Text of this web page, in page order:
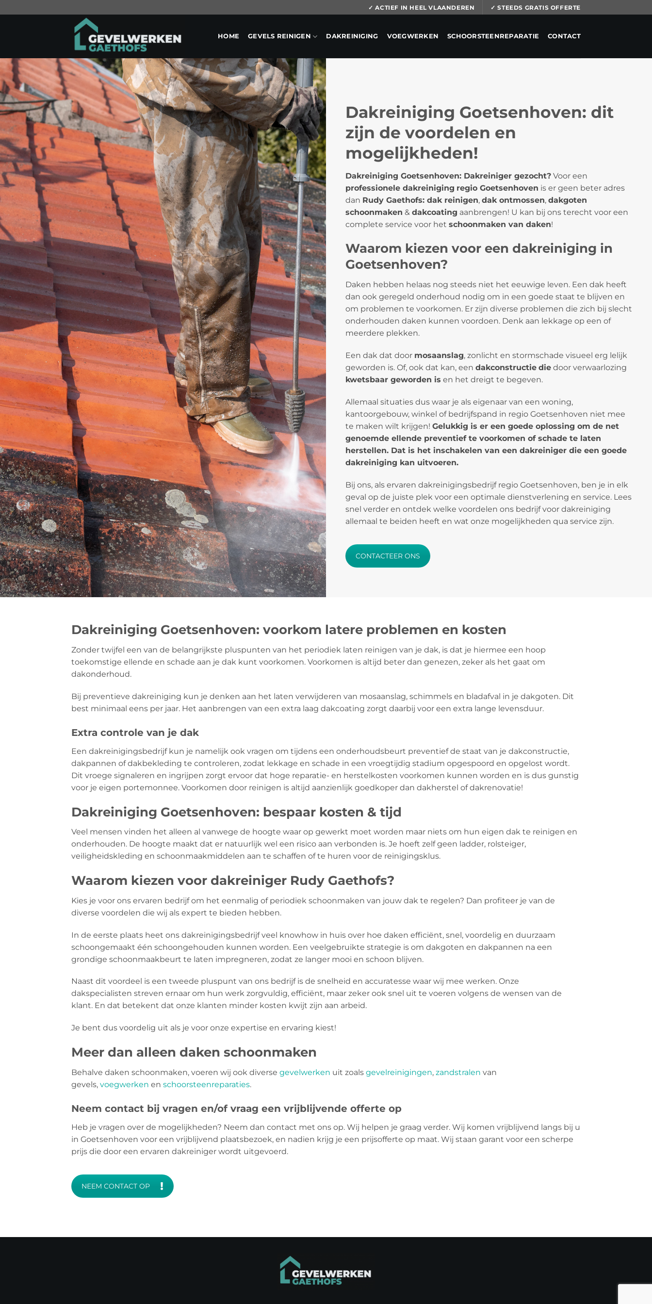
✓ ACTIEF IN HEEL VLAANDEREN ✓ STEEDS GRATIS OFFERTE
HOME GEVELS REINIGEN DAKREINIGING VOEGWERKEN SCHOORSTEENREPARATIE CONTACT
Dakreiniging Goetsenhoven: dit
zijn de voordelen en
mogelijkheden!
Dakreiniging Goetsenhoven: Dakreiniger gezocht? Voor een
professionele dakreiniging regio Goetsenhoven is er geen beter adres
dan Rudy Gaethofs: dak reinigen, dak ontmossen, dakgoten
schoonmaken & dakcoating aanbrengen! U kan bij ons terecht voor een
complete service voor het schoonmaken van daken!
Waarom kiezen voor een dakreiniging in
Goetsenhoven?
Daken hebben helaas nog steeds niet het eeuwige leven. Een dak heeft
dan ook geregeld onderhoud nodig om in een goede staat te blijven en
om problemen te voorkomen. Er zijn diverse problemen die zich bij slecht
onderhouden daken kunnen voordoen. Denk aan lekkage op een of
meerdere plekken.
Een dak dat door mosaanslag, zonlicht en stormschade visueel erg lelijk
geworden is. Of, ook dat kan, een dakconstructie die door verwaarlozing
kwetsbaar geworden is en het dreigt te begeven.
Allemaal situaties dus waar je als eigenaar van een woning,
kantoorgebouw, winkel of bedrijfspand in regio Goetsenhoven niet mee
te maken wilt krijgen! Gelukkig is er een goede oplossing om de net
genoemde ellende preventief te voorkomen of schade te laten
herstellen. Dat is het inschakelen van een dakreiniger die een goede
dakreiniging kan uitvoeren.
Bij ons, als ervaren dakreinigingsbedrijf regio Goetsenhoven, ben je in elk
geval op de juiste plek voor een optimale dienstverlening en service. Lees
snel verder en ontdek welke voordelen ons bedrijf voor dakreiniging
allemaal te beiden heeft en wat onze mogelijkheden qua service zijn.
CONTACTEER ONS
Dakreiniging Goetsenhoven: voorkom latere problemen en kosten
Zonder twijfel een van de belangrijkste pluspunten van het periodiek laten reinigen van je dak, is dat je hiermee een hoop
toekomstige ellende en schade aan je dak kunt voorkomen. Voorkomen is altijd beter dan genezen, zeker als het gaat om
dakonderhoud.
Bij preventieve dakreiniging kun je denken aan het laten verwijderen van mosaanslag, schimmels en bladafval in je dakgoten. Dit
best minimaal eens per jaar. Het aanbrengen van een extra laag dakcoating zorgt daarbij voor een extra lange levensduur.
Extra controle van je dak
Een dakreinigingsbedrijf kun je namelijk ook vragen om tijdens een onderhoudsbeurt preventief de staat van je dakconstructie,
dakpannen of dakbekleding te controleren, zodat lekkage en schade in een vroegtijdig stadium opgespoord en opgelost wordt.
Dit vroege signaleren en ingrijpen zorgt ervoor dat hoge reparatie- en herstelkosten voorkomen kunnen worden en is dus gunstig
voor je eigen portemonnee. Voorkomen door reinigen is altijd aanzienlijk goedkoper dan dakherstel of dakrenovatie!
Dakreiniging Goetsenhoven: bespaar kosten & tijd
Veel mensen vinden het alleen al vanwege de hoogte waar op gewerkt moet worden maar niets om hun eigen dak te reinigen en
onderhouden. De hoogte maakt dat er natuurlijk wel een risico aan verbonden is. Je hoeft zelf geen ladder, rolsteiger,
veiligheidskleding en schoonmaakmiddelen aan te schaffen of te huren voor de reinigingsklus.
Waarom kiezen voor dakreiniger Rudy Gaethofs?
Kies je voor ons ervaren bedrijf om het eenmalig of periodiek schoonmaken van jouw dak te regelen? Dan profiteer je van de
diverse voordelen die wij als expert te bieden hebben.
In de eerste plaats heet ons dakreinigingsbedrijf veel knowhow in huis over hoe daken efficiënt, snel, voordelig en duurzaam
schoongemaakt één schoongehouden kunnen worden. Een veelgebruikte strategie is om dakgoten en dakpannen na een
grondige schoonmaakbeurt te laten impregneren, zodat ze langer mooi en schoon blijven.
Naast dit voordeel is een tweede pluspunt van ons bedrijf is de snelheid en accuratesse waar wij mee werken. Onze
dakspecialisten streven ernaar om hun werk zorgvuldig, efficiënt, maar zeker ook snel uit te voeren volgens de wensen van de
klant. En dat betekent dat onze klanten minder kosten kwijt zijn aan arbeid.
Je bent dus voordelig uit als je voor onze expertise en ervaring kiest!
Meer dan alleen daken schoonmaken
Behalve daken schoonmaken, voeren wij ook diverse gevelwerken uit zoals gevelreinigingen, zandstralen van
gevels, voegwerken en schoorsteenreparaties.
Neem contact bij vragen en/of vraag een vrijblijvende offerte op
Heb je vragen over de mogelijkheden? Neem dan contact met ons op. Wij helpen je graag verder. Wij komen vrijblijvend langs bij u
in Goetsenhoven voor een vrijblijvend plaatsbezoek, en nadien krijg je een prijsofferte op maat. Wij staan garant voor een scherpe
prijs die door een ervaren dakreiniger wordt uitgevoerd.
NEEM CONTACT OP